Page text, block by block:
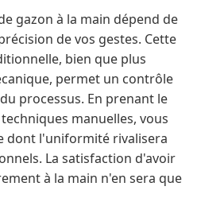
gazon à la main dépend de
de vos gestes. Cette
bien que plus
permet un contrôle
processus. En prenant le
manuelles, vous
dont l'uniformité rivalisera
La satisfaction d'avoir
à la main n'en sera que